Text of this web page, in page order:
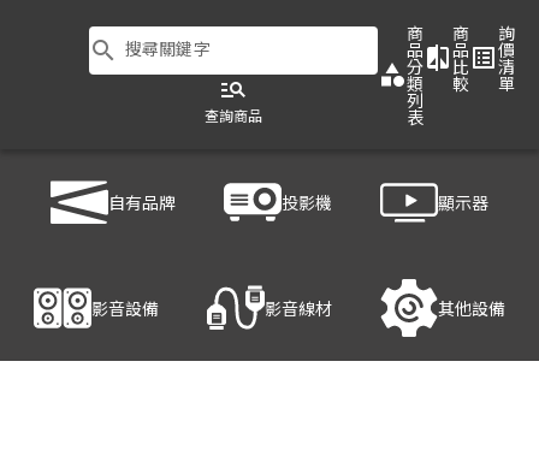
search 搜尋關鍵字
manage_search
查詢商品
category
商
品
分
類
列
表
compare
商
品
比
較
list_alt
詢
價
清
單
自有品牌 投影機 顯示器
影音設備 影音線材 其他設備
產品細節